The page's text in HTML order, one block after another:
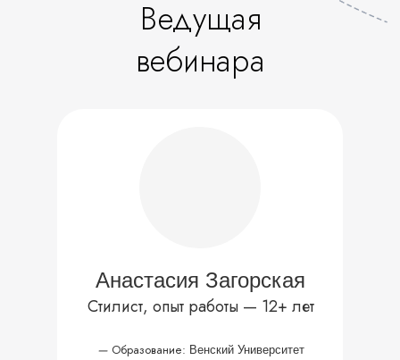
Анастасия Загорская
Стилист, опыт работы — 12+ лет
—Образование: Венский Университет
Ведущая
вебинара